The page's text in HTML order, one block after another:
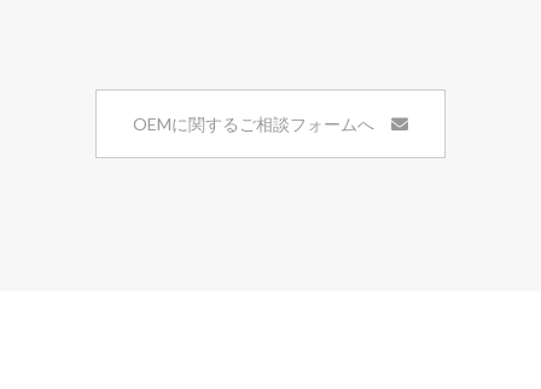
OEMに関するご相談フォームへ